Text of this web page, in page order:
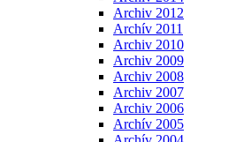
Archiv 2012
Archív 2011
Archiv 2010
Archiv 2009
Archiv 2008
Archiv 2007
Archiv 2006
Archív 2005